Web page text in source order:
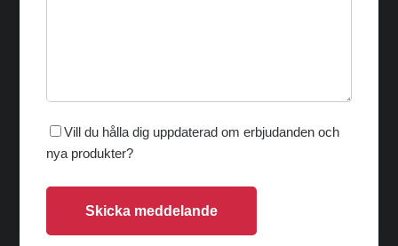
Vill du hålla dig uppdaterad om erbjudanden och
nya produkter?
Skicka meddelande